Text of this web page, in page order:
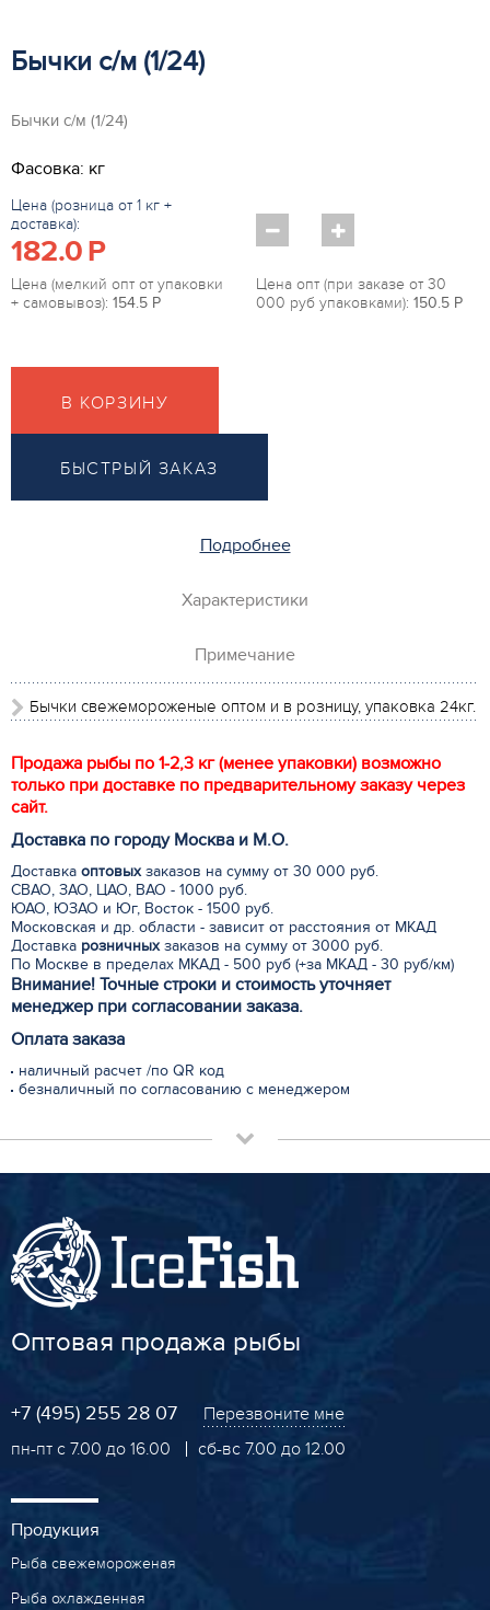
Бычки с/м (1/24)
Бычки с/м (1/24)
Фасовка: кг
Цена (розница от 1 кг +
доставка):
182.0P
Цена (мелкий опт от упаковки
+ самовывоз): 154.5 P
Цена опт (при заказе от 30
000 руб упаковками): 150.5 P
В КОРЗИНУ
БЫСТРЫЙ ЗАКАЗ
Подробнее
Характеристики
Примечание
Бычки свежемороженые оптом и в розницу, упаковка 24кг.
Продажа рыбы по 1-2,3 кг (менее упаковки) возможно
только при доставке по предварительному заказу через
сайт.
Доставка по городу Москва и М.О.
Доставка оптовыхзаказов на сумму от 30 000 руб.
СВАО, ЗАО, ЦАО, ВАО - 1000 руб.
ЮАО, ЮЗАО и Юг, Восток - 1500 руб.
Московская и др. области - зависит от расстояния от МКАД
Доставка розничныхзаказов на сумму от 3000 руб.
По Москве в пределах МКАД - 500 руб (+за МКАД - 30 руб/км)
Внимание! Точные строки и стоимость уточняет
менеджер при согласовании заказа.
Оплата заказа
наличный расчет /по QR код
безналичный по согласованию с менеджером
Оптовая продажа рыбы
+7 (495) 255 28 07
Перезвоните мне
пн-пт с 7.00 до 16.00
сб-вс 7.00 до 12.00
Продукция
Рыба свежемороженая
Рыба охлажденная